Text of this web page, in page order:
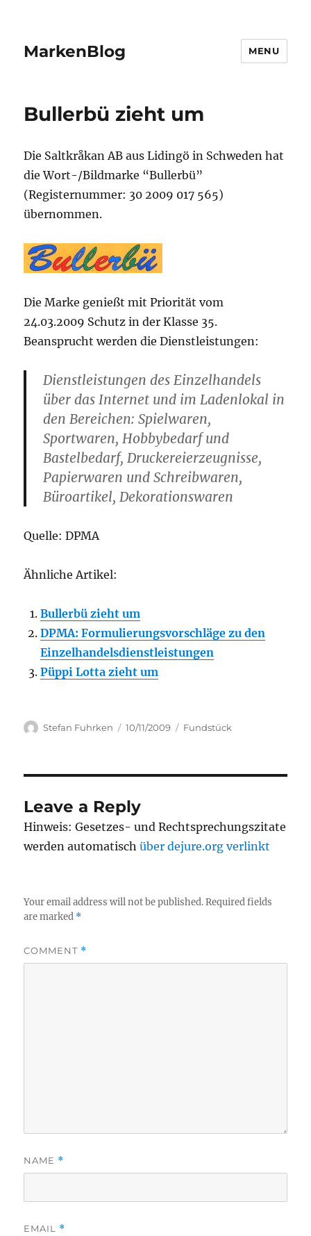
MarkenBlog MENU
Bullerbü zieht um
Die Saltkråkan AB aus Lidingö in Schweden hat
die Wort-/Bildmarke “Bullerbü”
(Registernummer: 30 2009 017 565)
übernommen.
Die Marke genießt mit Priorität vom
24.03.2009 Schutz in der Klasse 35.
Beansprucht werden die Dienstleistungen:
Dienstleistungen des Einzelhandels
über das Internet und im Ladenlokal in
den Bereichen: Spielwaren,
Sportwaren, Hobbybedarf und
Bastelbedarf, Druckereierzeugnisse,
Papierwaren und Schreibwaren,
Büroartikel, Dekorationswaren
Quelle: DPMA
Ähnliche Artikel:
Bullerbü zieht um
DPMA: Formulierungsvorschläge zu den
Einzelhandelsdienstleistungen
Püppi Lotta zieht um
Author
Stefan Fuhrken
Posted
10/11/2009 Categories
Fundstück
Leave a Reply
Hinweis: Gesetzes- und Rechtsprechungszitate
werden automatischüber dejure.org verlinkt
Your email address will not be published. Required fields
are marked *
COMMENT *
NAME *
EMAIL *